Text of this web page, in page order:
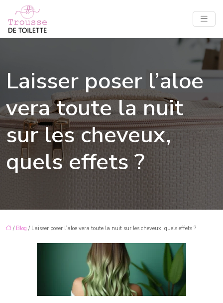
Laisser poser l’aloe
vera toute la nuit
sur les cheveux,
quels effets ?
/ Blog / Laisser poser l’aloe vera toute la nuit sur les cheveux, quels effets ?